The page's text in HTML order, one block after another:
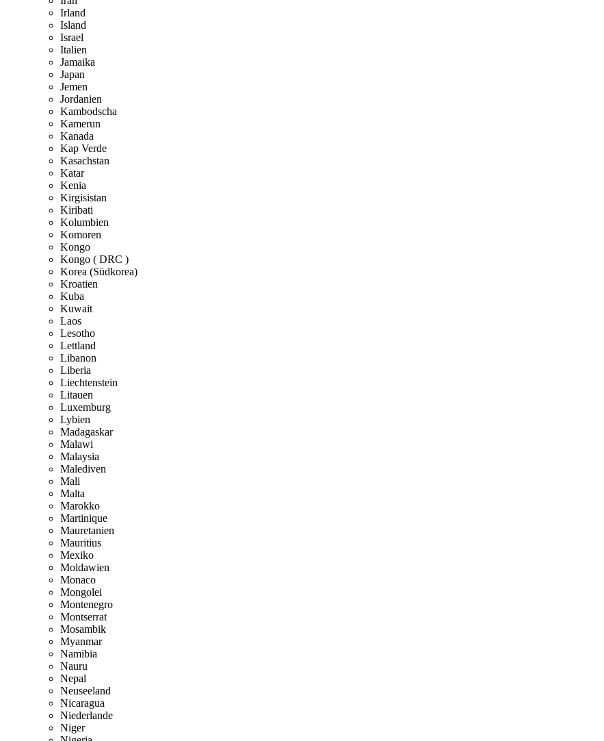
Irland
Island
Israel
Italien
Jamaika
Japan
Jemen
Jordanien
Kambodscha
Kamerun
Kanada
Kap Verde
Kasachstan
Katar
Kenia
Kirgisistan
Kiribati
Kolumbien
Komoren
Kongo
Kongo ( DRC )
Korea (Südkorea)
Kroatien
Kuba
Kuwait
Laos
Lesotho
Lettland
Libanon
Liberia
Liechtenstein
Litauen
Luxemburg
Lybien
Madagaskar
Malawi
Malaysia
Malediven
Mali
Malta
Marokko
Martinique
Mauretanien
Mauritius
Mexiko
Moldawien
Monaco
Mongolei
Montenegro
Montserrat
Mosambik
Myanmar
Namibia
Nauru
Nepal
Neuseeland
Nicaragua
Niederlande
Niger